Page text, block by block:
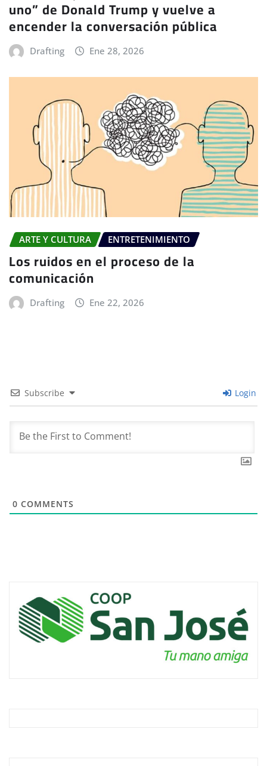
uno” de Donald Trump y vuelve a
encender la conversación pública
Drafting Ene 28, 2026
ARTE Y CULTURA ENTRETENIMIENTO
Los ruidos en el proceso de la
comunicación
Drafting Ene 22, 2026
Subscribe Login
0 COMMENTS